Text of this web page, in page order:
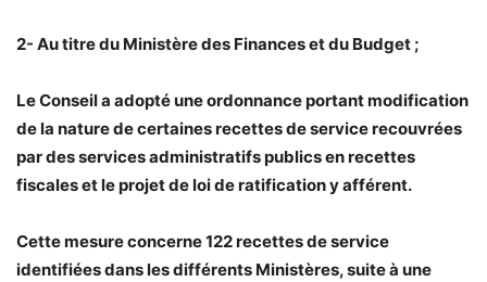
2- Au titre du Ministère des Finances et du Budget ;
Le Conseil a adopté une ordonnance portant modification
de la nature de certaines recettes de service recouvrées
par des services administratifs publics en recettes
fiscales et le projet de loi de ratification y afférent.
Cette mesure concerne 122 recettes de service
identifiées dans les différents Ministères, suite à une